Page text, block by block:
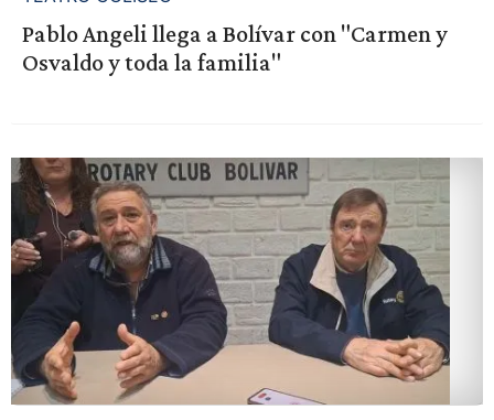
Pablo Angeli llega a Bolívar con "Carmen y
Osvaldo y toda la familia"